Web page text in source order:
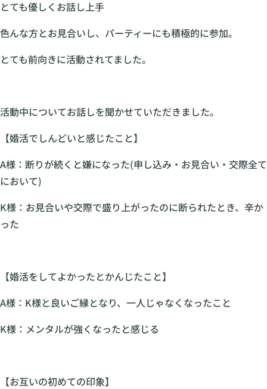
とても優しくお話し上手
色んな方とお見合いし、パーティーにも積極的に参加。
とても前向きに活動されてました。
活動中についてお話しを聞かせていただきました。
【婚活でしんどいと感じたこと】
A様：断りが続くと嫌になった(申し込み・お見合い・交際全て
において)
K様：お見合いや交際で盛り上がったのに断られたとき、辛か
った
【婚活をしてよかったとかんじたこと】
A様：K様と良いご縁となり、一人じゃなくなったこと
K様：メンタルが強くなったと感じる
【お互いの初めての印象】